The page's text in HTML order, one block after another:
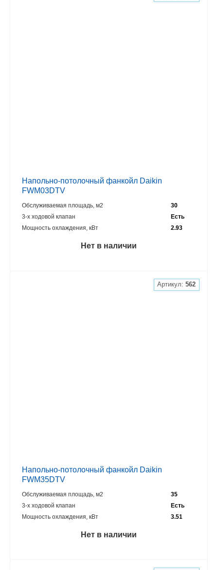
Напольно-потолочный фанкойл Daikin
FWM03DTV
Обслуживаемая площадь, м2
30
3-х ходовой клапан
Есть
Мощность охлаждения, кВт
2.93
Нет в наличии
Артикул:562
Напольно-потолочный фанкойл Daikin
FWM35DTV
Обслуживаемая площадь, м2
35
3-х ходовой клапан
Есть
Мощность охлаждения, кВт
3.51
Нет в наличии